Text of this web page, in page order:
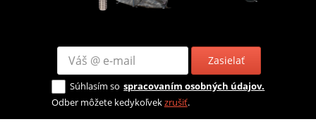
Zasielať
Súhlasím so spracovaním osobných údajov.
Odber môžete kedykoľvekzrušiť.